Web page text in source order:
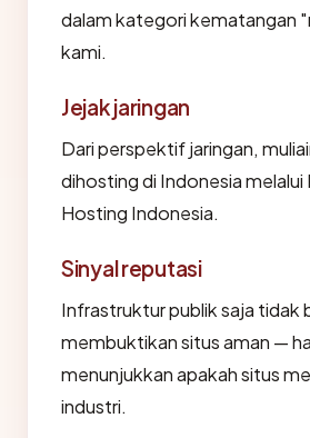
dalam kategori kematangan
kami.
Jejak jaringan
Dari perspektif jaringan,
dihosting di Indonesia melalui
Hosting Indonesia.
Sinyal reputasi
Infrastruktur publik saja tidak
membuktikan situs aman —
menunjukkan apakah situs
industri.